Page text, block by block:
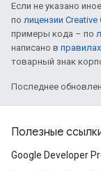
Если не указано
по лицензии
примеры кода – по
написано в
товарный знак
Последнее
Полезные
Google Developer